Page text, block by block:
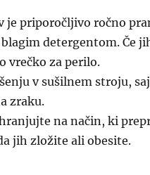
je priporočljivo ročno
detergentom. Če
vrečko za perilo.
v sušilnem stroju,
zraku.
na način, ki
jih zložite ali obesite.